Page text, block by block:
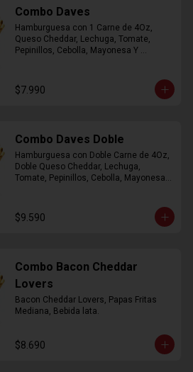
Combo Daves
Hamburguesa con 1 Carne de 4Oz,
Queso Cheddar, Lechuga, Tomate,
Pepinillos, Cebolla, Mayonesa Y
$7.990
Combo Daves Doble
Hamburguesa con Doble Carne de 4Oz,
Doble Queso Cheddar, Lechuga,
Tomate, Pepinillos, Cebolla, Mayonesa y
$9.590
Combo Bacon Cheddar
Lovers
Bacon Cheddar Lovers, Papas Fritas
Mediana, Bebida lata.
$8.690